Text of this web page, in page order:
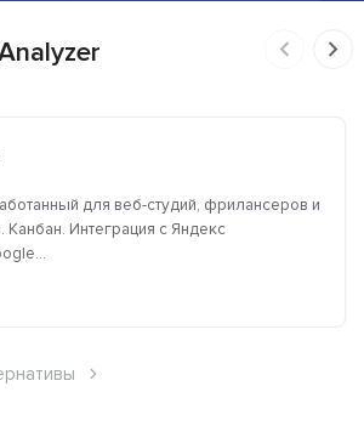
для веб-студий, фрилансеров и
Канбан. Интеграция с Яндекс